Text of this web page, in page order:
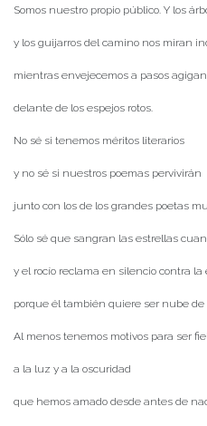
Somos nuestro propio público. Y los
y los guijarros del camino nos miran
mientras envejecemos a pasos
delante de los espejos rotos.
No sé si tenemos méritos literarios
y no sé si nuestros poemas pervivirán
junto con los de los grandes poetas
Sólo sé que sangran las estrellas
y el rocío reclama en silencio contra la
porque él también quiere ser nube de
Al menos tenemos motivos para ser
a la luz y a la oscuridad
que hemos amado desde antes de